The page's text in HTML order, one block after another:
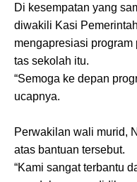
Di kesempatan yang
diwakili Kasi
mengapresiasi
tas sekolah itu.
“Semoga ke depan
ucapnya.
Perwakilan wali murid,
atas bantuan tersebut.
“Kami sangat terbantu